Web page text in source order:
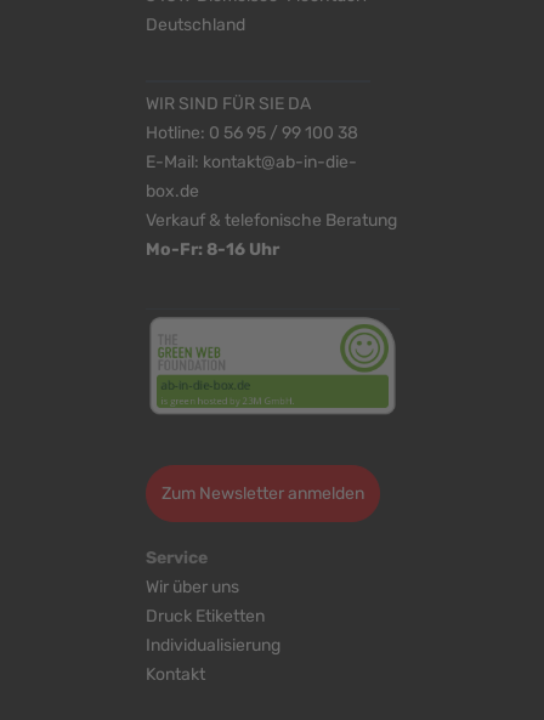
Deutschland
WIR SIND FÜR SIE DA
Hotline: 0 56 95 / 99 100 38
E-Mail: kontakt@ab-in-die-
box.de
Verkauf & telefonische Beratung
Mo-Fr: 8-16 Uhr
Zum Newsletter anmelden
Service
Wir über uns
Druck Etiketten
Individualisierung
Kontakt